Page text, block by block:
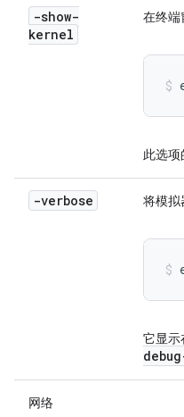
-show-
kernel
在终端
此选
-verbose 将模拟
它显示
网络